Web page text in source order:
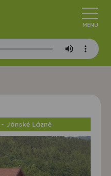
Jánské Lázně